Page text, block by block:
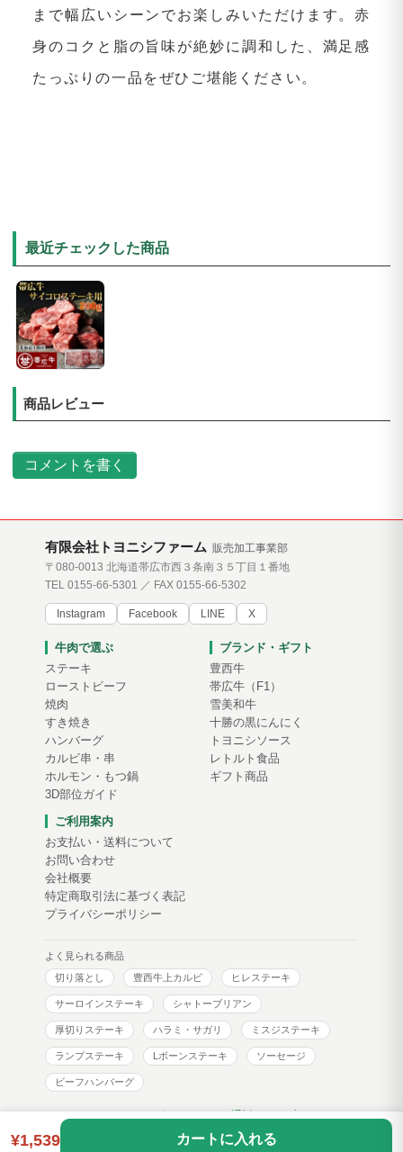
まで幅広いシーンでお楽しみいただけます。赤
身のコクと脂の旨味が絶妙に調和した、満足感
たっぷりの一品をぜひご堪能ください。
最近チェックした商品
商品レビュー
コメントを書く
有限会社トヨニシファーム 販売加工事業部
〒080-0013 北海道帯広市西３条南３５丁目１番地
TEL 0155-66-5301 ／ FAX 0155-66-5302
Instagram Facebook LINE X
牛肉で選ぶ
ステーキ
ローストビーフ
焼肉
すき焼き
ハンバーグ
カルビ串・串
ホルモン・もつ鍋
3D部位ガイド
ブランド・ギフト
豊西牛
帯広牛（F1）
雪美和牛
十勝の黒にんにく
トヨニシソース
レトルト食品
ギフト商品
ご利用案内
お支払い・送料について
お問い合わせ
会社概要
特定商取引法に基づく表記
プライバシーポリシー
よく見られる商品
切り落とし
豊西牛上カルビ ヒレステーキ
サーロインステーキ シャトーブリアン
厚切りステーキ ハラミ・サガリ ミスジステーキ
ランプステーキ Lボーンステーキ ソーセージ
ビーフハンバーグ
トヨニシファーム コーポレートサイト通販サイトブログ
¥1,539 カートに入れる